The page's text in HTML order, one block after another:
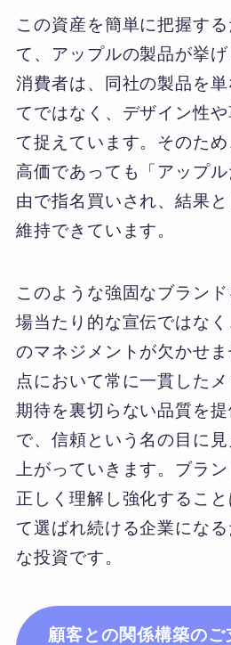
この資産を簡単に把握す
て、アップルの製品が挙
消費者は、同社の製品を
てではなく、デザイン性
て捉えています。そのた
高価であっても「アップ
由で指名買いされ、結果
維持できています。
このような強固なブランド
場当たり的な宣伝ではな
のマネジメントが欠かせ
点において常に一貫したメ
期待を裏切らない品質を
で、信頼という名の目に
上がっていきます。ブラ
正しく理解し強化するこ
て選ばれ続ける企業にな
な投資です。
顧客との関係構築の